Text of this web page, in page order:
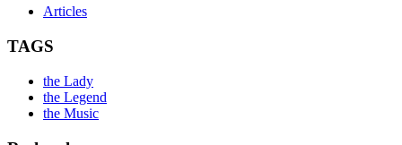
Articles
TAGS
the Lady
the Legend
the Music